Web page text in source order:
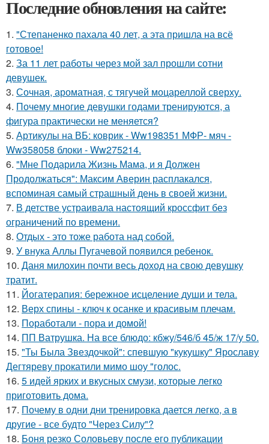
Последние обновления на сайте:
1. "Степаненко пахала 40 лет, а эта пришла на всё
готовое!
2. За 11 лет работы через мой зал прошли сотни
девушек.
3. Сочная, ароматная, с тягучей моцареллой сверху.
4. Почему многие девушки годами тренируются, а
фигура практически не меняется?
5. Артикулы на ВБ: коврик - Ww198351 МФР- мяч -
Ww358058 блоки - Ww275214.
6. "Мне Подарила Жизнь Мама, и я Должен
Продолжаться": Максим Аверин расплакался,
вспоминая самый страшный день в своей жизни.
7. В детстве устраивала настоящий кроссфит без
ограничений по времени.
8. Отдых - это тоже работа над собой.
9. У внука Аллы Пугачевой появился ребенок.
10. Даня милохин почти весь доход на свою девушку
тратит.
11. Йогатерапия: бережное исцеление души и тела.
12. Верх спины - ключ к осанке и красивым плечам.
13. Поработали - пора и домой!
14. ПП Ватрушка. На все блюдо: кбжу/546/б 45/ж 17/у 50.
15. "Ты Была Звездочкой": спевшую "кукушку" Ярославу
Дегтяреву прокатили мимо шоу "голос.
16. 5 идей ярких и вкусных смузи, которые легко
приготовить дома.
17. Почему в одни дни тренировка дается легко, а в
другие - все будто "Через Силу"?
18. Боня резко Соловьеву после его публикации